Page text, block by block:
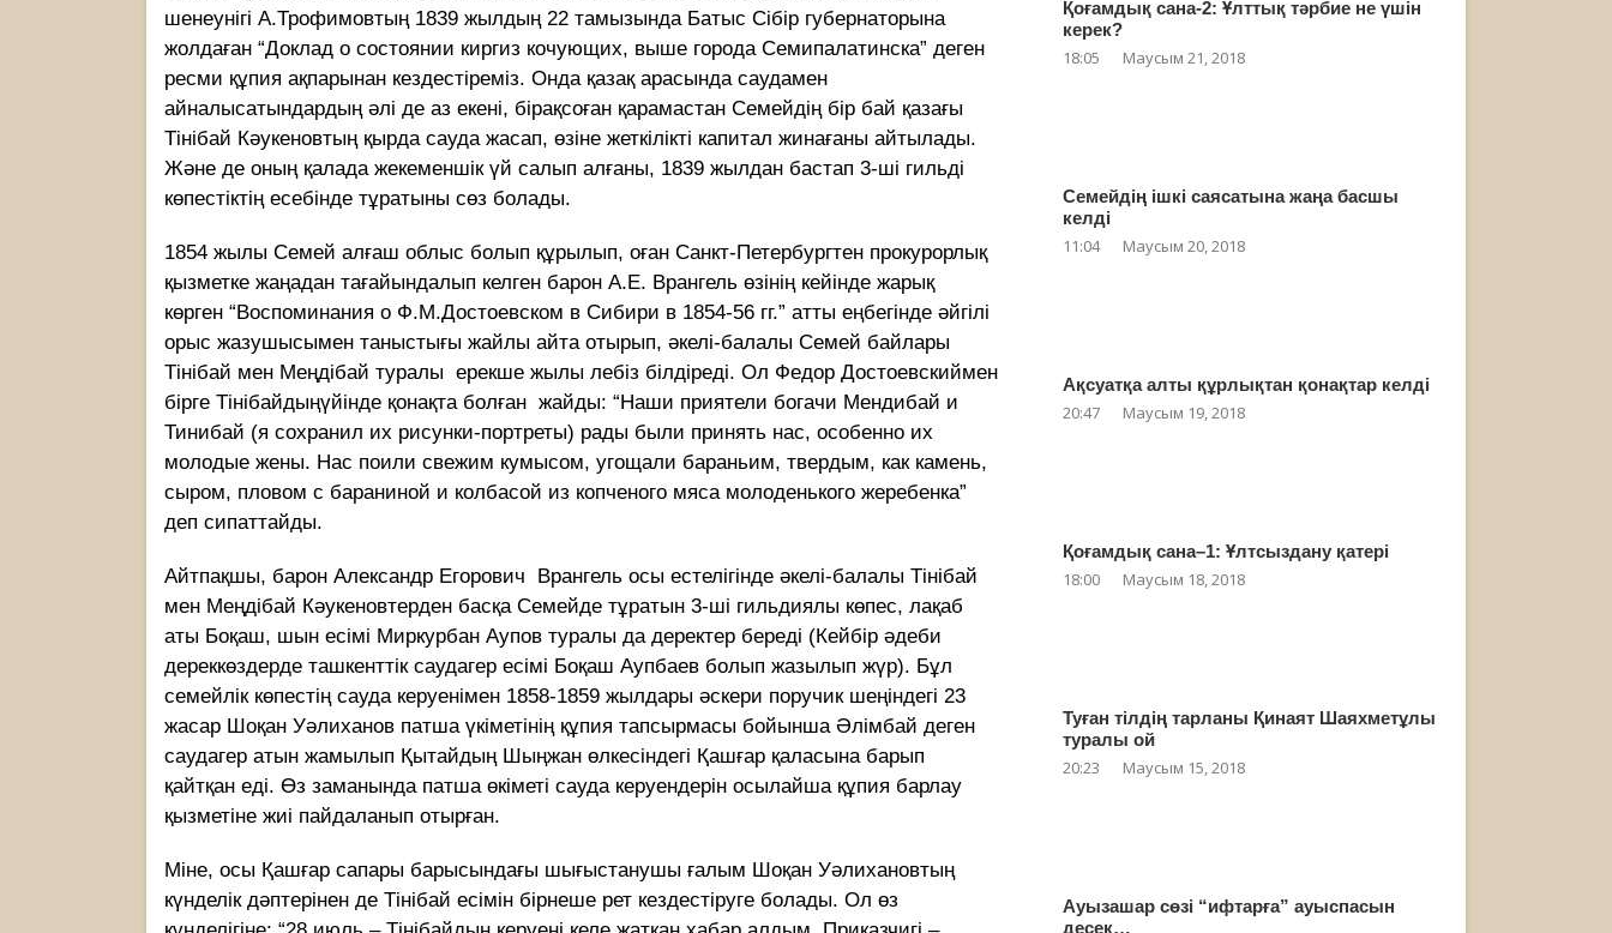
шенеунiгi А.Трофимовтың 1839 жылдың 22 тамызында Батыс Сiбiр губернаторына
жолдаған “Доклад о состоянии киргиз кочующих, выше города Семипалатинска” деген
ресми құпия ақпарынан кездестiремiз. Онда қазақ арасында саудамен
айналысатындардың әлi де аз екенi, бiрақсоған қарамастан Семейдiң бiр бай қазағы
Тiнiбай Кәукеновтың қырда сауда жасап, өзiне жеткiлiктi капитал жинағаны айтылады.
Және де оның қалада жекеменшік үй салып алғаны, 1839 жылдан бастап 3-шi гильдi
көпестiктiң есебiнде тұратыны сөз болады.
1854 жылы Семей алғаш облыс болып құрылып, оған Санкт-Петербургтен прокурорлық
қызметке жаңадан тағайындалып келген барон А.Е. Врангель өзінің кейінде жарық
көрген “Воспоминания о Ф.М.Достоевском в Сибири в 1854-56 гг.” атты еңбегiнде әйгілі
орыс жазушысымен таныстығы жайлы айта отырып, әкелi-балалы Семей байлары
Тiнiбай мен Меңдiбай туралы ерекше жылы лебiз бiлдiредi. Ол Федор Достоевскиймен
бірге Тiнiбайдыңүйiнде қонақта болған жайды: “Наши приятели богачи Мендибай и
Тинибай (я сохранил их рисунки-портреты) рады были принять нас, особенно их
молодые жены. Нас поили свежим кумысом, угощали бараньим, твердым, как камень,
сыром, пловом с бараниной и колбасой из копченого мяса молоденького жеребенка”
деп сипаттайды.
Айтпақшы, барон Александр Егорович Врангель осы естелігінде әкелі-балалы Тінібай
мен Меңдібай Кәукеновтерден басқа Семейде тұратын 3-ші гильдиялы көпес, лақаб
аты Боқаш, шын есімі Миркурбан Аупов туралы да деректер береді (Кейбір әдеби
дереккөздерде ташкенттік саудагер есімі Боқаш Аупбаев болып жазылып жүр). Бұл
семейлік көпестің сауда керуенімен 1858-1859 жылдары әскери поручик шеңіндегі 23
жасар Шоқан Уәлиханов патша үкіметінің құпия тапсырмасы бойынша Әлімбай деген
саудагер атын жамылып Қытайдың Шыңжан өлкесіндегі Қашғар қаласына барып
қайтқан еді. Өз заманында патша өкіметі сауда керуендерін осылайша құпия барлау
қызметіне жиі пайдаланып отырған.
Міне, осы Қашғар сапары барысындағы шығыстанушы ғалым Шоқан Уәлихановтың
күнделiк дәптерiнен де Тiнiбай есiмiн бiрнеше рет кездестiруге болады. Ол өз
Қоғамдық сана-2: Ұлттық тәрбие не үшін
керек?
18:05 Маусым 21, 2018
Семейдің ішкі саясатына жаңа басшы
келді
11:04 Маусым 20, 2018
Ақсуатқа алты құрлықтан қонақтар келді
20:47 Маусым 19, 2018
Қоғамдық сана–1: Ұлтсыздану қатері
18:00 Маусым 18, 2018
Туған тілдің тарланы Қинаят Шаяхметұлы
туралы ой
20:23 Маусым 15, 2018
Ауызашар сөзі “ифтарға” ауыспасын
десек…